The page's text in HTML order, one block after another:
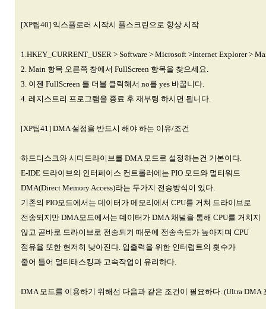
[XP팁40] 익스플로러 시작시 풀스크린으로 항상 시작
1.HKEY_CURRENT_USER > Software > Microsoft >Internet Explorer >
2. Main 항목 오른쪽 창에서 FullScreen 항목을 찾으세요.
3. 이젠 FullScreen 를 더블 클릭해서 no를 yes 바꿉니다.
4. 레지스트리 프로그램을 종료 후 재부팅 하시면 됩니다.
[XP팁41] DMA 설정을 반드시 해야 하는 이유/조건
하드디스크와 시디드라이브를 DMA 모드로 설정하는건 기본이다.
E-IDE 드라이브의 인터페이스 컨트롤러에는 PIO 모드와 멀티워드
DMA(Direct Memory Access)라는 두가지 전송방식이 있다.
기존의 PIO모드에서는 데이터가 메모리에서 CPU를 거쳐 드라이브로
전송되지만 DMA모드에서는 데이터가 DMA 채널을 통해 CPU를 거치지
않고 곧바로 드라이브로 전송되기 때문에 전송속도가 높아지며 CPU
점유율 또한 현저히 낮아진다. 입출력을 위한 인터럽트의 횟수가
줄어 들어 멀티태스킹과 고속작업이 유리하다.
DMA 모드를 이용하기 위해선 다음과 같은 조건이 필요하다. (Ultra DMA